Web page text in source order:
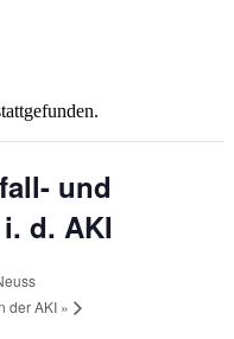
und
d. AKI
der AKI »